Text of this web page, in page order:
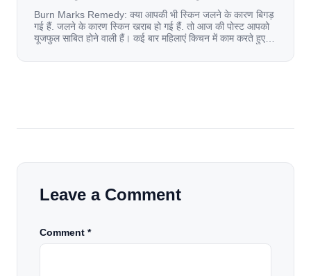
Burn Marks Remedy: क्या आपकी भी स्किन जलने के कारण बिगड़
गई हैं. जलने के कारण स्किन खराब हो गई हैं. तो आज की पोस्ट आपको
यूजफुल साबित होने वाली हैं। कई बार महिलाएं किचन में काम करते हुए
[…]
Leave a Comment
Comment *